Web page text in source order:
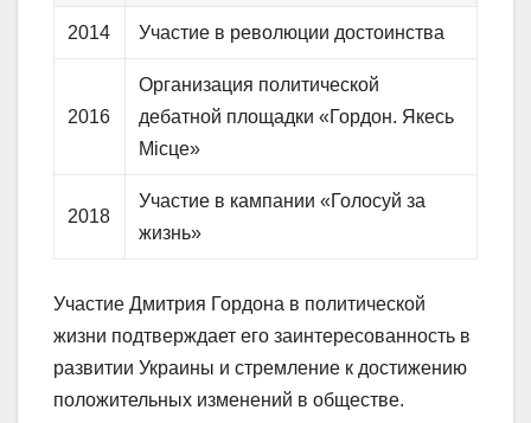
2014 Участие в революции достоинства
2016
Организация политической
дебатной площадки «Гордон. Якесь
Місце»
2018
Участие в кампании «Голосуй за
жизнь»
Участие Дмитрия Гордона в политической
жизни подтверждает его заинтересованность в
развитии Украины и стремление к достижению
положительных изменений в обществе.